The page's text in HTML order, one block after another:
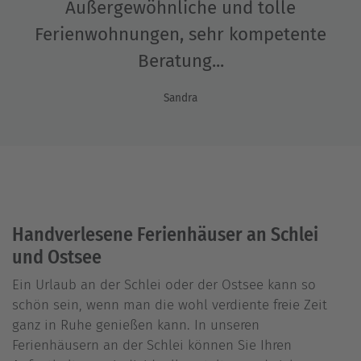
Außergewöhnliche und tolle
Ferienwohnungen, sehr kompetente
Beratung...
Sandra
Handverlesene Ferienhäuser an Schlei
und Ostsee
Ein Urlaub an der Schlei oder der Ostsee kann so
schön sein, wenn man die wohl verdiente freie Zeit
ganz in Ruhe genießen kann. In unseren
Ferienhäusern an der Schlei können Sie Ihren